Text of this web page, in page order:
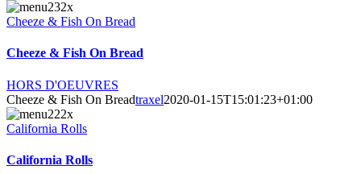
Cheeze & Fish On Bread
Cheeze & Fish On Bread
HORS D'OEUVRES
Cheeze & Fish On Breadtraxel2020-01-15T15:01:23+01:00
California Rolls
California Rolls